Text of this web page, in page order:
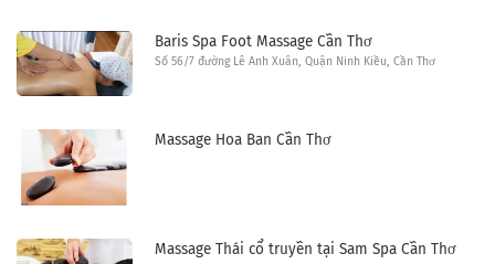
Baris Spa Foot Massage Cần Thơ
Số 56/7 đường Lê Anh Xuân, Quận Ninh Kiều, Cần Thơ
Massage Hoa Ban Cần Thơ
Massage Thái cổ truyền tại Sam Spa Cần Thơ